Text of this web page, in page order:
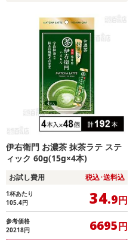
伊右衛門 お濃茶 抹茶ラテ ステ
ィック 60g(15g×4本)
お試し費用 税込･送料込
1杯あたり
105.4円 34.9円
参考価格
20218円
6695円